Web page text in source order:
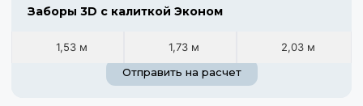
Заборы 3D с калиткой Эконом
1,53 м 1,73 м
2,03 м
Отправить на расчет